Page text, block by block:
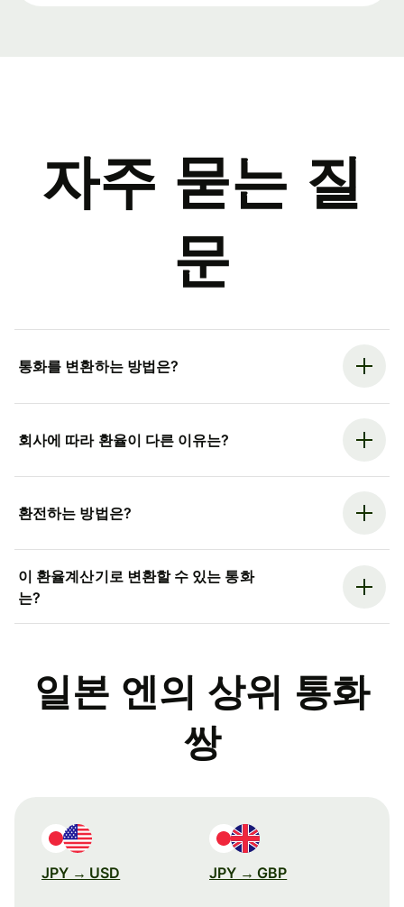
자주 묻는 질
문
통화를 변환하는 방법은?
회사에 따라 환율이 다른 이유는?
환전하는 방법은?
이 환율계산기로 변환할 수 있는 통화
는?
일본 엔의 상위 통화
쌍
JPY → USD JPY → GBP